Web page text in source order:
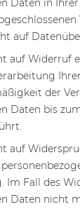
Daten in
auf
auf Widerruf
der
Daten bis
auf
Im Fall des
Daten nicht